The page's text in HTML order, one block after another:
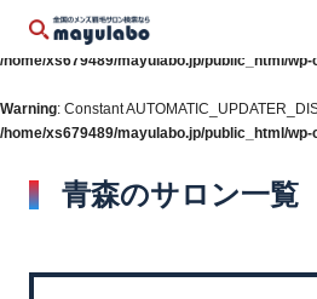
Warning: Constant
/home/xs679489/mayulabo.jp/public_html/wp-
Warning: Constant
/home/xs679489/mayulabo.jp/public_html/wp-
青森のサロン一覧